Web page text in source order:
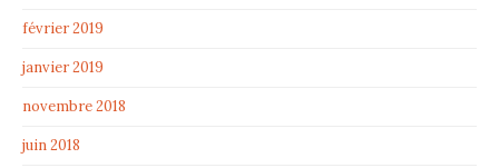
février 2019
janvier 2019
novembre 2018
juin 2018